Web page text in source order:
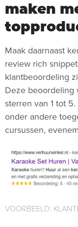
maken
Maak daarnaast
review rich
klantbeoordeling
Deze beoordeling
sterren van 1 tot
onder andere
cursussen,
VOORBEELD: